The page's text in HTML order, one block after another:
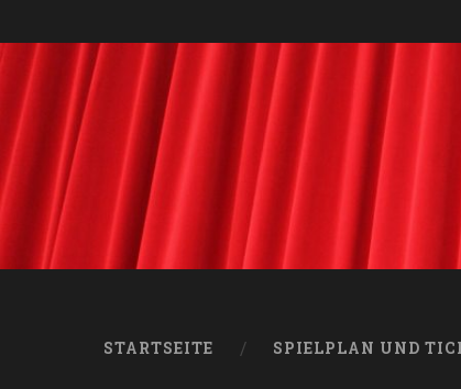
STARTSEITE SPIELPLAN UND